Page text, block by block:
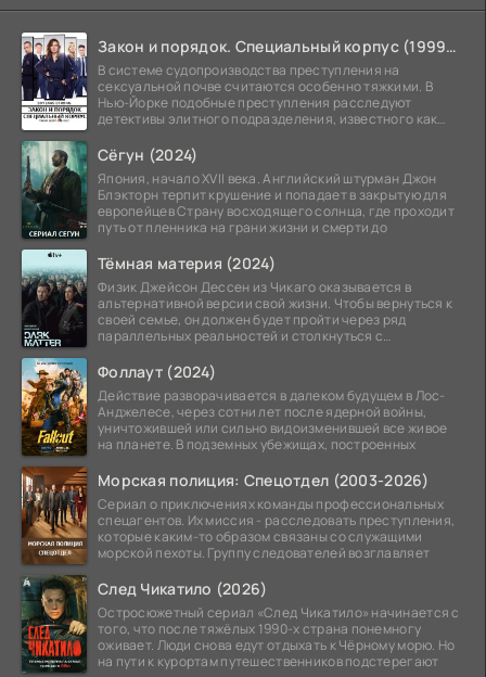
Закон и порядок. Специальный корпус (1999-2026)
В системе судопроизводства преступления на
сексуальной почве считаются особенно тяжкими. В
Нью-Йорке подобные преступления расследуют
детективы элитного подразделения, известного как
Сёгун (2024)
Япония, начало XVII века. Английский штурман Джон
Блэкторн терпит крушение и попадает в закрытую для
европейцев Страну восходящего солнца, где проходит
путь от пленника на грани жизни и смерти до
Тёмная материя (2024)
Физик Джейсон Дессен из Чикаго оказывается в
альтернативной версии свой жизни. Чтобы вернуться к
своей семье, он должен будет пройти через ряд
параллельных реальностей и столкнуться с
Фоллаут (2024)
Действие разворачивается в далеком будущем в Лос-
Анджелесе, через сотни лет после ядерной войны,
уничтожившей или сильно видоизменившей все живое
на планете. В подземных убежищах, построенных
Морская полиция: Спецотдел (2003-2026)
Сериал о приключениях команды профессиональных
спецагентов. Их миссия - расследовать преступления,
которые каким-то образом связаны со служащими
морской пехоты. Группу следователей возглавляет
След Чикатило (2026)
Остросюжетный сериал «След Чикатило» начинается с
того, что после тяжёлых 1990-х страна понемногу
оживает. Люди снова едут отдыхать к Чёрному морю. Но
на пути к курортам путешественников подстерегают